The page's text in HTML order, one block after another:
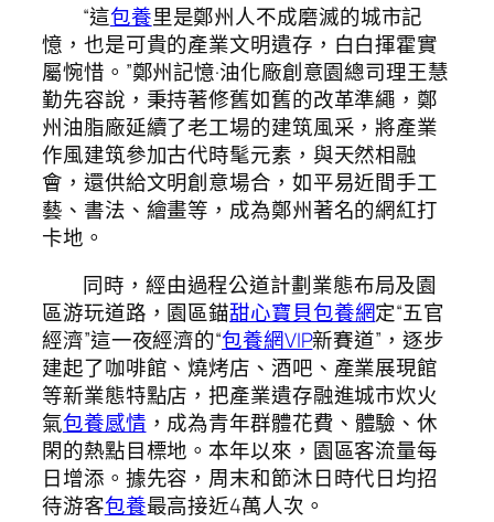
“這包養里是鄭州人不成磨滅的城市記
憶，也是可貴的產業文明遺存，白白揮霍實
屬惋惜。”鄭州記憶·油化廠創意園總司理王慧
勤先容說，秉持著修舊如舊的改革準繩，鄭
州油脂廠延續了老工場的建筑風采，將產業
作風建筑參加古代時髦元素，與天然相融
會，還供給文明創意場合，如平易近間手工
藝、書法、繪畫等，成為鄭州著名的網紅打
卡地。
同時，經由過程公道計劃業態布局及園
區游玩道路，園區錨甜心寶貝包養網定“五官
經濟”這一夜經濟的“包養網VIP新賽道”，逐步
建起了咖啡館、燒烤店、酒吧、產業展現館
等新業態特點店，把產業遺存融進城市炊火
氣包養感情 ，成為青年群體花費、體驗、休
閑的熱點目標地。本年以來，園區客流量每
日增添。據先容，周末和節沐日時代日均招
待游客包養最高接近4萬人次。